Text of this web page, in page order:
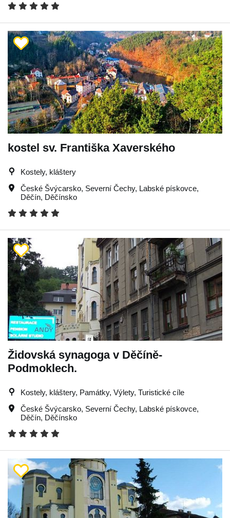
kostel sv. Františka Xaverského
Kostely, kláštery
České Švýcarsko, Severní Čechy, Labské pískovce,
Děčín, Děčínsko
Židovská synagoga v Děčíně-
Podmoklech.
Kostely, kláštery, Památky, Výlety, Turistické cíle
České Švýcarsko, Severní Čechy, Labské pískovce,
Děčín, Děčínsko